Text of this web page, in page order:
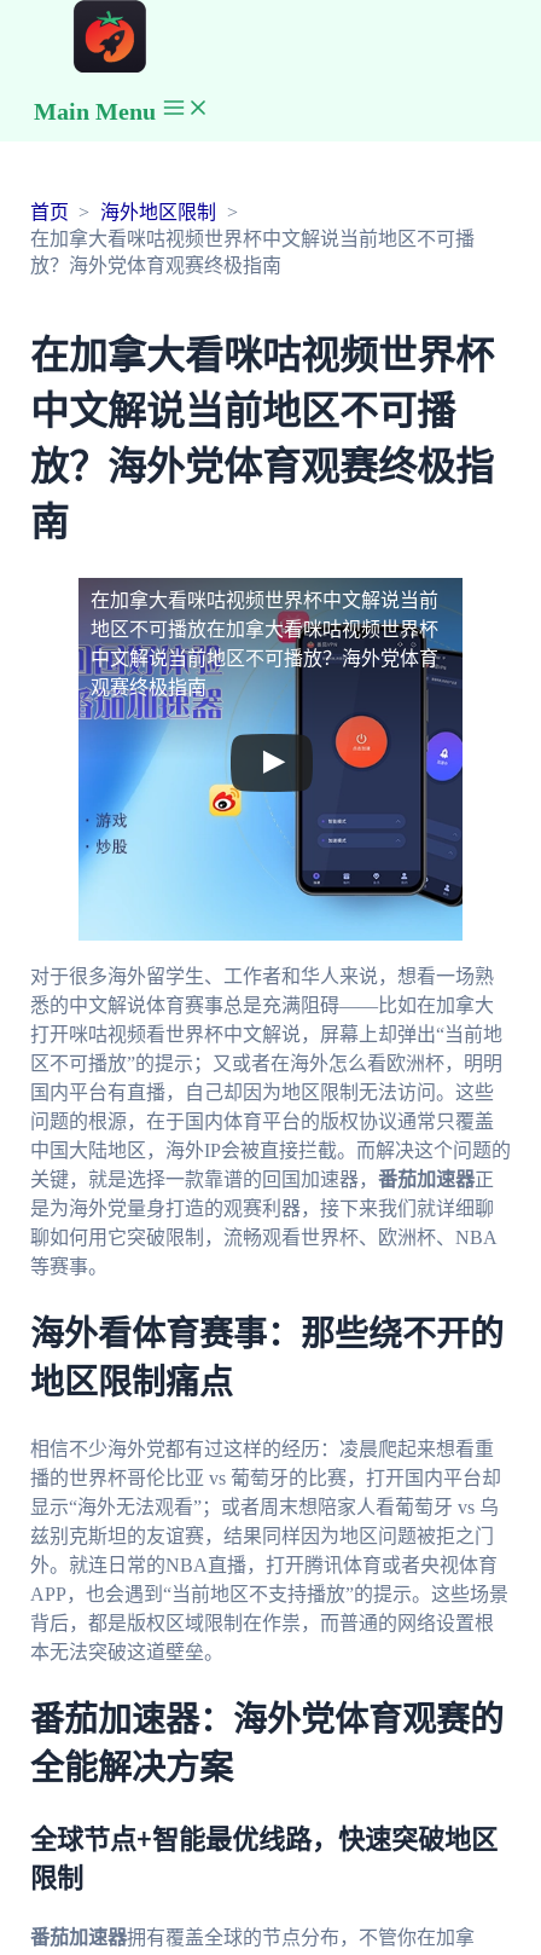
Main Menu
首页
海外地区限制
在加拿大看咪咕视频世界杯中文解说当前地区不可播
放？海外党体育观赛终极指南
在加拿大看咪咕视频世界杯
中文解说当前地区不可播
放？海外党体育观赛终极指
南
在加拿大看咪咕视频世界杯中文解说当前
地区不可播放在加拿大看咪咕视频世界杯
中文解说当前地区不可播放？海外党体育
观赛终极指南
对于很多海外留学生、工作者和华人来说，想看一场熟
悉的中文解说体育赛事总是充满阻碍——比如在加拿大
打开咪咕视频看世界杯中文解说，屏幕上却弹出“当前地
区不可播放”的提示；又或者在海外怎么看欧洲杯，明明
国内平台有直播，自己却因为地区限制无法访问。这些
问题的根源，在于国内体育平台的版权协议通常只覆盖
中国大陆地区，海外IP会被直接拦截。而解决这个问题的
关键，就是选择一款靠谱的回国加速器， 番茄加速器正
是为海外党量身打造的观赛利器，接下来我们就详细聊
聊如何用它突破限制，流畅观看世界杯、欧洲杯、NBA
等赛事。
海外看体育赛事：那些绕不开的
地区限制痛点
相信不少海外党都有过这样的经历：凌晨爬起来想看重
播的世界杯哥伦比亚 vs 葡萄牙的比赛，打开国内平台却
显示“海外无法观看”；或者周末想陪家人看葡萄牙 vs 乌
兹别克斯坦的友谊赛，结果同样因为地区问题被拒之门
外。就连日常的NBA直播，打开腾讯体育或者央视体育
APP，也会遇到“当前地区不支持播放”的提示。这些场景
背后，都是版权区域限制在作祟，而普通的网络设置根
本无法突破这道壁垒。
番茄加速器：海外党体育观赛的
全能解决方案
全球节点+智能最优线路，快速突破地区
限制
番茄加速器拥有覆盖全球的节点分布，不管你在加拿